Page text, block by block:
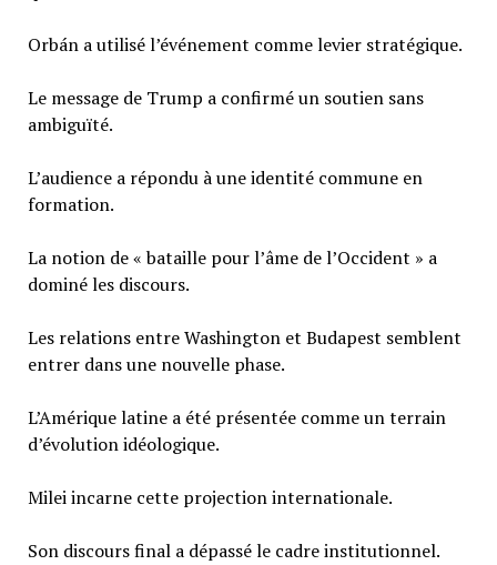
Orbán a utilisé l’événement comme levier stratégique.
Le message de Trump a confirmé un soutien sans
ambiguïté.
L’audience a répondu à une identité commune en
formation.
La notion de « bataille pour l’âme de l’Occident » a
dominé les discours.
Les relations entre Washington et Budapest semblent
entrer dans une nouvelle phase.
L’Amérique latine a été présentée comme un terrain
d’évolution idéologique.
Milei incarne cette projection internationale.
Son discours final a dépassé le cadre institutionnel.